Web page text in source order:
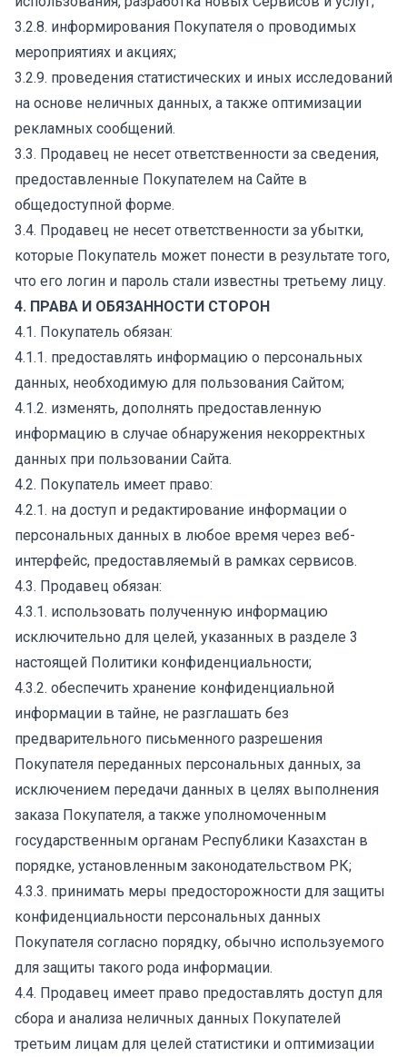
3.2.8. информирования Покупателя о проводимых
мероприятиях и акциях;
3.2.9. проведения статистических и иных исследований
на основе неличных данных, а также оптимизации
рекламных сообщений.
3.3. Продавец не несет ответственности за сведения,
предоставленные Покупателем на Сайте в
общедоступной форме.
3.4. Продавец не несет ответственности за убытки,
которые Покупатель может понести в результате того,
что его логин и пароль стали известны третьему лицу.
4. ПРАВА И ОБЯЗАННОСТИ СТОРОН
4.1. Покупатель обязан:
4.1.1. предоставлять информацию о персональных
данных, необходимую для пользования Сайтом;
4.1.2. изменять, дополнять предоставленную
информацию в случае обнаружения некорректных
данных при пользовании Сайта.
4.2. Покупатель имеет право:
4.2.1. на доступ и редактирование информации о
персональных данных в любое время через веб-
интерфейс, предоставляемый в рамках сервисов.
4.3. Продавец обязан:
4.3.1. использовать полученную информацию
исключительно для целей, указанных в разделе 3
настоящей Политики конфиденциальности;
4.3.2. обеспечить хранение конфиденциальной
информации в тайне, не разглашать без
предварительного письменного разрешения
Покупателя переданных персональных данных, за
исключением передачи данных в целях выполнения
заказа Покупателя, а также уполномоченным
государственным органам Республики Казахстан в
порядке, установленным законодательством РК;
4.3.3. принимать меры предосторожности для защиты
конфиденциальности персональных данных
Покупателя согласно порядку, обычно используемого
для защиты такого рода информации.
4.4. Продавец имеет право предоставлять доступ для
сбора и анализа неличных данных Покупателей
третьим лицам для целей статистики и оптимизации